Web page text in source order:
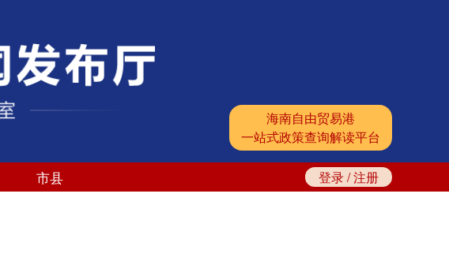
海南自由贸易港
一站式政策查询解读平台
市县 登录/注册